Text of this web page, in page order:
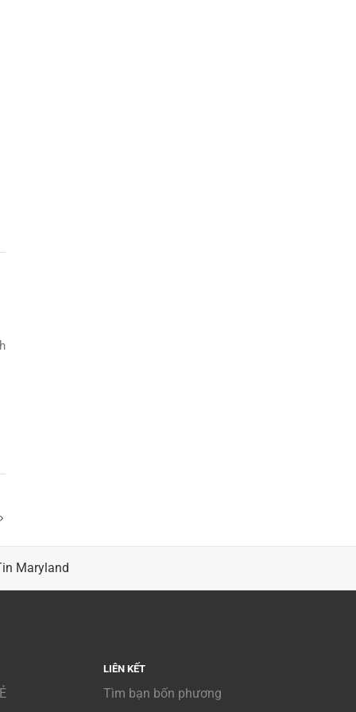
Maryland
LIÊN KẾT
Tìm bạn bốn phương